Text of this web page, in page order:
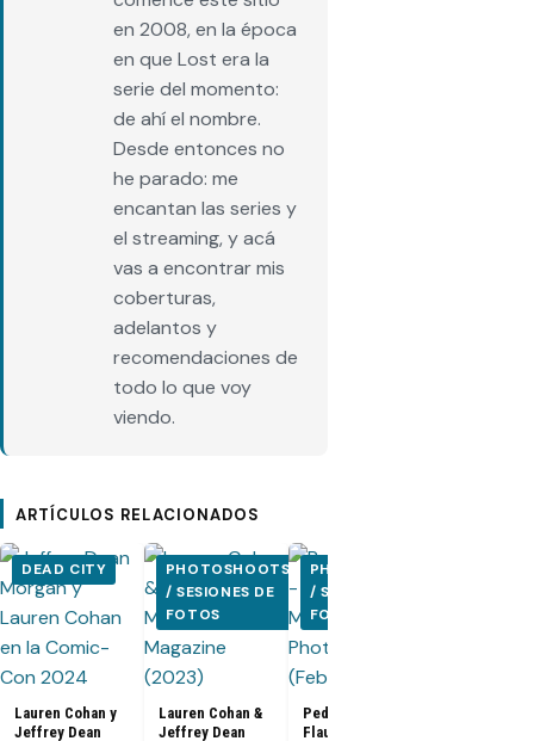
en 2008, en la época
en que Lost era la
serie del momento:
de ahí el nombre.
Desde entonces no
he parado: me
encantan las series y
el streaming, y acá
vas a encontrar mis
coberturas,
adelantos y
recomendaciones de
todo lo que voy
viendo.
ARTÍCULOS RELACIONADOS
DEAD CITY
Lauren Cohan y
Jeffrey Dean
PHOTOSHOOTS
/ SESIONES DE
FOTOS
Lauren Cohan &
Jeffrey Dean
PHOTOSHOOTS
/ SESIONES DE
FOTOS
Pedro Pascal –
Flaunt Magazine